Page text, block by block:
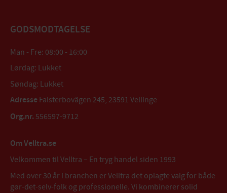
GODSMODTAGELSE
Man - Fre: 08:00 - 16:00
Lørdag: Lukket
Søndag: Lukket
Adresse Falsterbovägen 245, 23591 Vellinge
Org.nr. 556597-9712
Om Velltra.se
Velkommen til Velltra – En tryg handel siden 1993
Med over 30 år i branchen er Velltra det oplagte valg for både
gør-det-selv-folk og professionelle. Vi kombinerer solid